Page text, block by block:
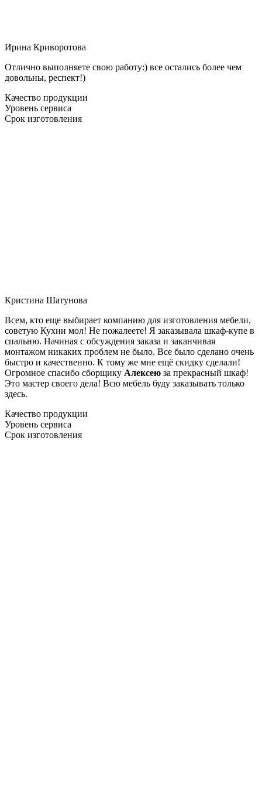
Ирина Криворотова
Отлично выполняете свою работу:) все остались более чем
довольны, респект!)
Качество продукции
Уровень сервиса
Срок изготовления
Кристина Шатунова
Всем, кто еще выбирает компанию для изготовления мебели,
советую Кухни мол! Не пожалеете! Я заказывала шкаф-купе в
спальню. Начиная с обсуждения заказа и заканчивая
монтажом никаких проблем не было. Все было сделано очень
быстро и качественно. К тому же мне ещё скидку сделали!
Огромное спасибо сборщику Алексею за прекрасный шкаф!
Это мастер своего дела! Всю мебель буду заказывать только
здесь.
Качество продукции
Уровень сервиса
Срок изготовления